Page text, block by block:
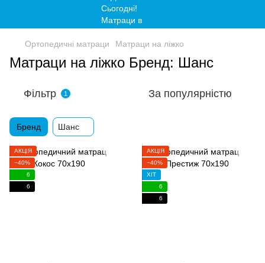
Ортопедичні матраци Матраци на ліжко
Матраци на ліжко Бренд: Шанс
Фільтр 1 За популярністю
Бренд Шанс
АКЦІЯ
−40%
6
6
АКЦІЯ
−40%
ХІТ
6
6